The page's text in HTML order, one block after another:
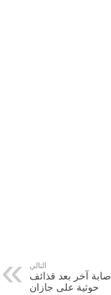
التالي
آخر بعد قذائف
حوثية على جازان